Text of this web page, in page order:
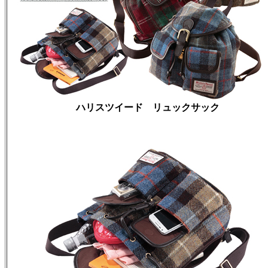
ハリスツイード リュックサック